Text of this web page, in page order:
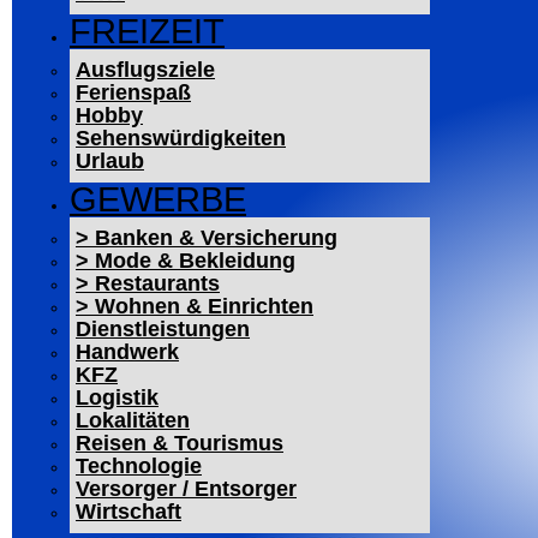
FREIZEIT
Ausflugsziele
Ferienspaß
Hobby
Sehenswürdigkeiten
Urlaub
GEWERBE
> Banken & Versicherung
> Mode & Bekleidung
> Restaurants
> Wohnen & Einrichten
Dienstleistungen
Handwerk
KFZ
Logistik
Lokalitäten
Reisen & Tourismus
Technologie
Versorger / Entsorger
Wirtschaft